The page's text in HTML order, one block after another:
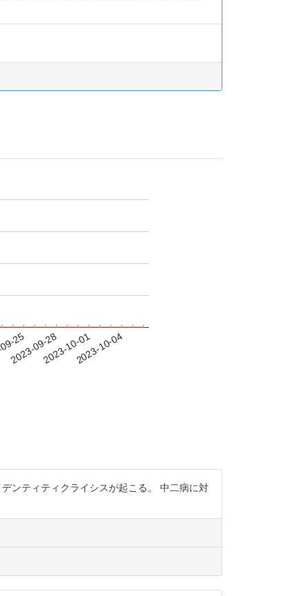
25
2023-09-282023-10-012023-10-04
ンティティクライシスが起こる。 中二病に対